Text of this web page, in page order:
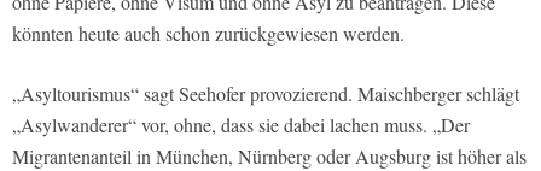
könnten heute auch schon zurückgewiesen werden.
„Asyltourismus“ sagt Seehofer provozierend. Maischberger schlägt
„Asylwanderer“ vor, ohne, dass sie dabei lachen muss. „Der
Migrantenanteil in München, Nürnberg oder Augsburg ist höher als